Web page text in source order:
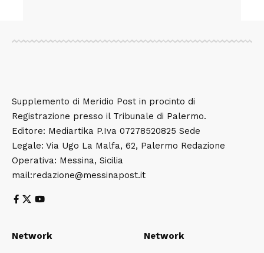
Supplemento di Meridio Post in procinto di
Registrazione presso il Tribunale di Palermo.
Editore: Mediartika P.Iva 07278520825 Sede
Legale: Via Ugo La Malfa, 62, Palermo Redazione
Operativa: Messina, Sicilia
mail:redazione@messinapost.it
Network Network